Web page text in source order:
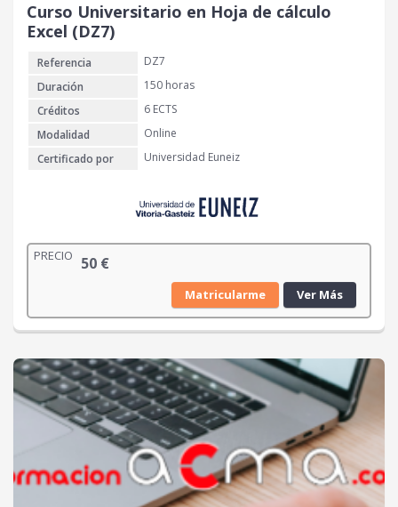
Curso Universitario en Hoja de cálculo
Excel (DZ7)
Referencia
DZ7
Duración
150 horas
Créditos
6 ECTS
Modalidad
Online
Certificado por
Universidad Euneiz
PRECIO 50 €
Matricularme Ver Más